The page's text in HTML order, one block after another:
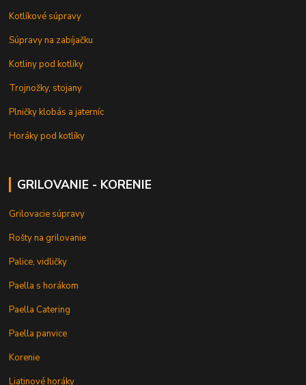
Kotlíkové súpravy
Súpravy na zabíjačku
Kotliny pod kotlíky
Trojnožky, stojany
Plničky klobás a jaterníc
Horáky pod kotlíky
GRILOVANIE - KORENIE
Grilovacie súpravy
Rošty na grilovanie
Palice, vidličky
Paella s horákom
Paella Catering
Paella panvice
Korenie
Liatinové horáky